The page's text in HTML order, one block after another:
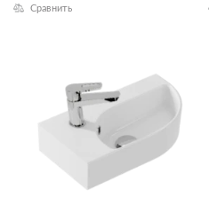
MELAR
MIKA
MONOLITH
Сравнить